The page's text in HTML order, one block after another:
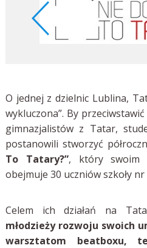
O jednej z dzielnic Lublina,
wykluczona”. By
gimnazjalistów z Tatar,
postanowili stworzyć
To Tatary?”, który swoim
obejmuje 30 uczniów szkoły nr
Celem ich działań na
młodzieży rozwoju swoich
warsztatom beatboxu,